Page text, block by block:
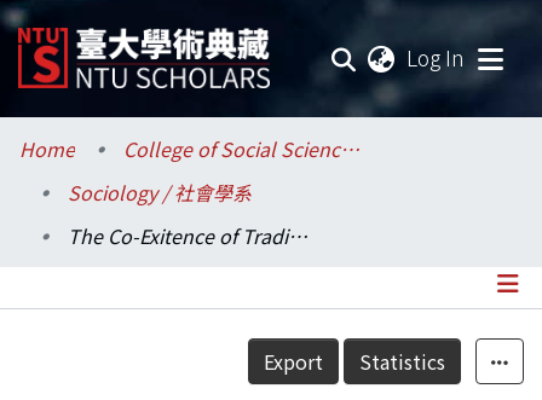
Log In
Communities & Collections
Research Outputs
Home
College of Social Sciences / 社會科學院
Sociology / 社會學系
The Co-Exitence of Tradition Chinese Andmodern State Social Secruity System
Details
Export Statistics